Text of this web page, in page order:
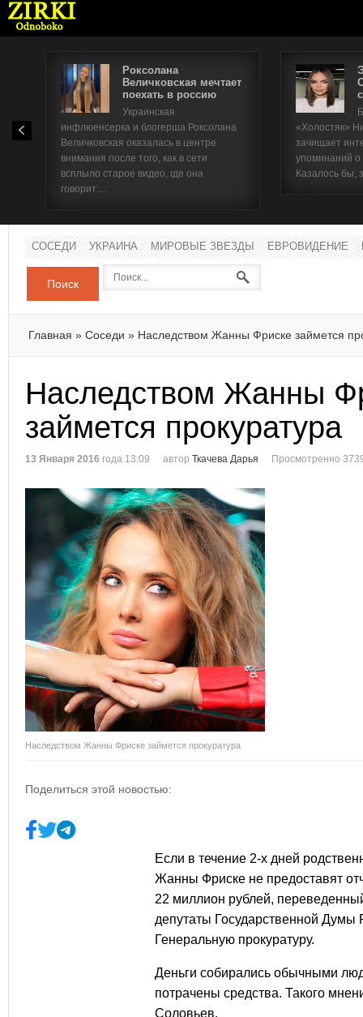
Роксолана
Величковская мечтает
поехать в россию
Украинская
инфлюенсерка и блогерша Роксолана
Величковская оказалась в центре
внимания после того, как в сети
всплыло старое видео, где она
говорит:...
«Холостяк»
зачищает
упоминаний
Казалось бы,
СОСЕДИ УКРАИНА МИРОВЫЕ ЗВЕЗДЫ ЕВРОВИДЕНИЕ
Поиск
Главная » Соседи » Наследством Жанны Фриске займется
Наследством Жанны
займется прокуратура
13 Января 2016 года 13:09 автор Ткачева Дарья Просмотренно
Наследством Жанны Фриске займется прокуратура
Поделиться этой новостью:
Если в течение 2-х дней
Жанны Фриске не предоставят
22 миллион рублей,
депутаты Государственной Думы
Генеральную прокуратуру.
Деньги собирались обычными
потрачены средства. Такого
Соловьев.
Имя